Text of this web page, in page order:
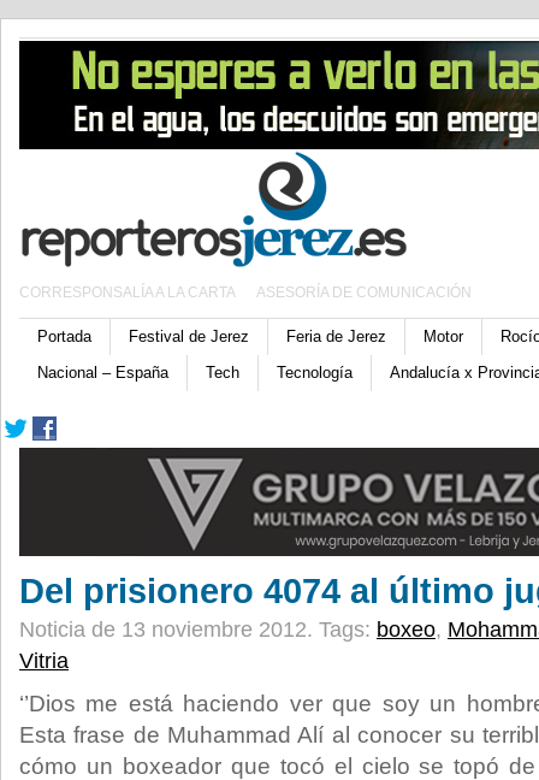
CORRESPONSALÍA A LA CARTA ASESORÍA DE COMUNICACIÓN
Portada Festival de Jerez Feria de Jerez Motor
Nacional – España
Tech Tecnología Andalucía x
Del prisionero 4074 al último
Noticia de 13 noviembre 2012. Tags: boxeo,
Vitria
‘’Dios me está haciendo ver que soy un
Esta frase de Muhammad Alí al conocer su
cómo un boxeador que tocó el cielo se topó